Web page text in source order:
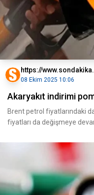
https://
08 Ekim 2025 10:06
Akaryakıt indirimi
Brent petrol fiyatlarındaki
fiyatları da değişmeye